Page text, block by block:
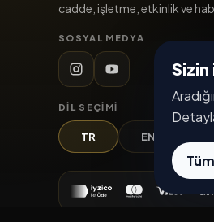
cadde, işletme, etkinlik ve
SOSYAL MEDYA
DIL SEÇIMI
TR EN